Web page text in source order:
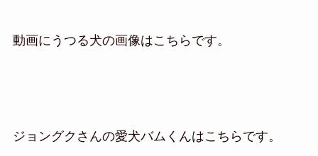
動画にうつる犬の画像はこちらです。
ジョングクさんの愛犬バムくんはこちらです。